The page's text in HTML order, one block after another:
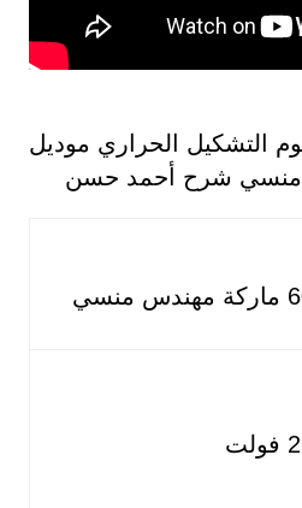
التشكيل الحراري موديل
منسي